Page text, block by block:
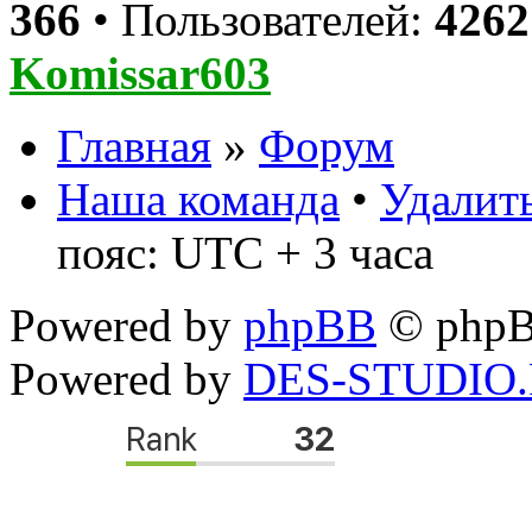
366 • Пользователей: 4262
Komissar603
Главная » Форум
Наша команда •
пояс: UTC + 3 часа
Powered by phpBB ©
Powered by DES-